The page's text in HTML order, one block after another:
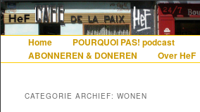
De gezelligste website voor Nederlanders die
HoofdmenuSpring naar de primaire
Spring naar de secundaire
Home
POURQUOI PAS! podcast
ABONNEREN & DONEREN
Over HeF
CATEGORIE ARCHIEF: WONEN